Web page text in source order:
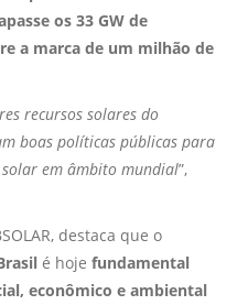
os 33 GW de
a marca de um milhão de
recursos solares do
boas políticas públicas para
em âmbito mundial”,
destaca que o
é hoje fundamental
econômico e ambiental